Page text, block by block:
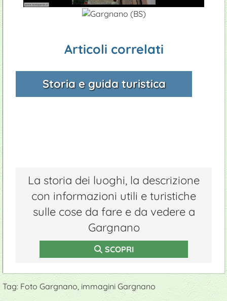
Articoli correlati
Storia e guida turistica
La storia dei luoghi, la descrizione
con informazioni utili e turistiche
sulle cose da fare e da vedere a
Gargnano
SCOPRI
Tag: Foto Gargnano, immagini Gargnano